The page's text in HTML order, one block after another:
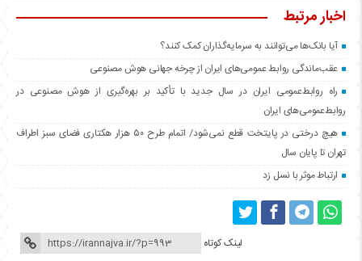
اخبار مرتبط
آیا بانک‌ها می‌توانند به سرمایه‌گذاران کمک کنند؟
عقب‌ماندگی روابط عمومی‌های ایران از چرخه جهانی هوش مصنوعی
راه روابط‌عمومی ایران در سال جدید با تأکید بر بهره‌گیری از هوش مصنوعی در
روابط‌عمومی‌های ایران
هیچ درختی در پایتخت قطع نمی‌شود/ اتمام طرح ۵۰ هزار هکتاری فضای سبز اطراف
تهران تا پایان سال
ارتباط موثر با نسل زد
لینک کوتاه